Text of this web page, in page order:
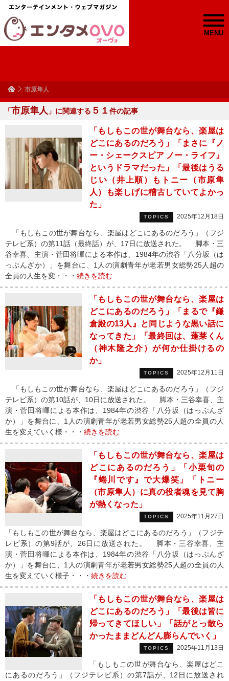
MENU
市原隼人
「市原隼人 」に関連する ５１ 件の記事
「もしもこの世が舞台なら、楽屋は
どこにあるのだろう」「まさに『ノ
ー・シェークスピア ノー・ライフ』
というドラマだった」「最後はうる
じい（井上順）もトニー（市原隼
人）も楽しげに稽古していてよかっ
た」
TOPICS 2025年12月18日
「もしもこの世が舞台なら、楽屋はどこにあるのだろう」（フジ
テレビ系）の第11話（最終話）が、17日に放送された。 脚本・三
谷幸喜、主演・菅田将暉による本作は、1984年の渋谷「八分坂（は
っぷんざか）」を舞台に、1人の演劇青年が老若男女総勢25人超の
全員の人生を変・・・ 続きを読む
「もしもこの世が舞台なら、楽屋は
どこにあるのだろう」「まるで『鎌
倉殿の13人』と同じような黒い話に
なってきた」「最終回は、蓬莱くん
（神木隆之介）が何か仕掛けるの
か」
TOPICS 2025年12月11日
「もしもこの世が舞台なら、楽屋はどこにあるのだろう」（フジ
テレビ系）の第10話が、10日に放送された。 脚本・三谷幸喜、主
演・菅田将暉による本作は、1984年の渋谷「八分坂（はっぷんざ
か）」を舞台に、1人の演劇青年が老若男女総勢25人超の全員の人
生を変えていく様・・・ 続きを読む
「もしもこの世が舞台なら、楽屋は
どこにあるのだろう」「小栗旬の
『蜷川です』で大爆笑」「トニー
（市原隼人）に真の役者魂を見て胸
が熱くなった」
TOPICS 2025年11月27日
「もしもこの世が舞台なら、楽屋はどこにあるのだろう」（フジテ
レビ系）の第9話が、26日に放送された。 脚本・三谷幸喜、主
演・菅田将暉による本作は、1984年の渋谷「八分坂（はっぷんざ
か）」を舞台に、1人の演劇青年が老若男女総勢25人超の全員の人
生を変えていく様子・・・ 続きを読む
「もしもこの世が舞台なら、楽屋は
どこにあるのだろう」「最後は皆に
帰ってきてほしい」「話がとっ散ら
かったままどんどん膨らんでいく」
TOPICS 2025年11月13日
「もしもこの世が舞台なら、楽屋はどこ
にあるのだろう」（フジテレビ系）の第7話が、12日に放送され